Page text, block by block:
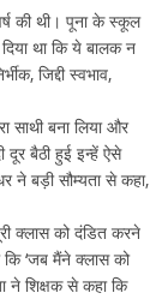
की थी। पूना के स्कूल
था कि ये बालक न
जिद्दी स्वभाव,
साथी बना लिया और
बैठी हुई इन्हें ऐसे
ने बड़ी सौम्यता से कहा,
क्लास को दंडित करने
‘जब मैंने क्लास को
ने शिक्षक से कहा कि